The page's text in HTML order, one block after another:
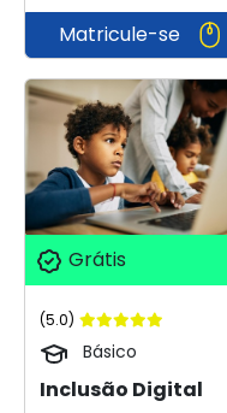
Matricule-se
Grátis
(5.0)
Básico
Inclusão Digital